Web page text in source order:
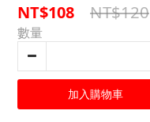
NT$108 NT$120
數量
加入購物車